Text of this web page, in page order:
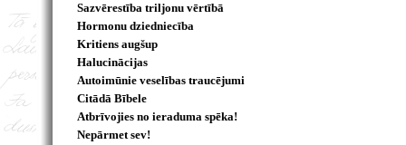
Sazvērestība triljonu vērtībā
Hormonu dziedniecība
Kritiens augšup
Halucinācijas
Autoimūnie veselības traucējumi
Citādā Bībele
Atbrīvojies no ieraduma spēka!
Nepārmet sev!